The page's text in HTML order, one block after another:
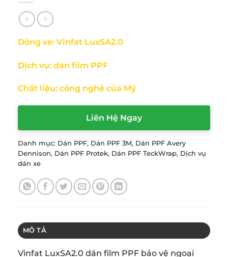
Dòng xe: Vinfat LuxSA2.0
DỊch vụ: dán film PPF
Chất liệu: công nghệ của Mỹ
Liên Hệ Ngay
Danh mục: Dán PPF, Dán PPF 3M, Dán PPF Avery
Dennison, Dán PPF Protek, Dán PPF TeckWrap, Dịch vụ
dán xe
MÔ TẢ
Vinfat LuxSA2.0 dán film PPF bảo vệ ngoại